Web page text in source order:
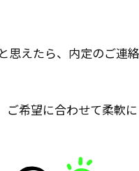
思えたら、内定のご連
ご希望に合わせて柔軟